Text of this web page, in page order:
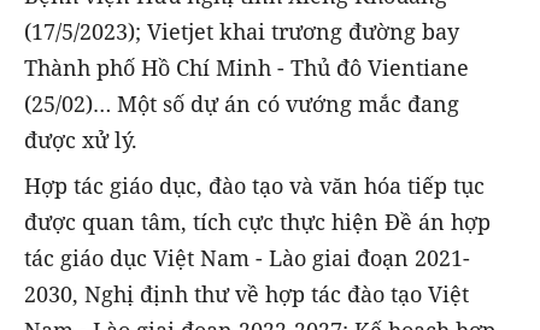
(17/5/2023); Vietjet khai trương đường bay
Thành phố Hồ Chí Minh - Thủ đô Vientiane
(25/02)… Một số dự án có vướng mắc đang
được xử lý.
Hợp tác giáo dục, đào tạo và văn hóa tiếp tục
được quan tâm, tích cực thực hiện Đề án hợp
tác giáo dục Việt Nam - Lào giai đoạn 2021-
2030, Nghị định thư về hợp tác đào tạo Việt